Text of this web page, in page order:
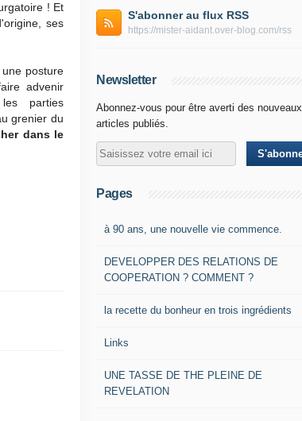
! Et
ses
posture
advenir
parties
grenier du
dans le
S'abonner au flux RSS
https://mister-aidant.over-blog.com/rss
Newsletter
Abonnez-vous pour être averti des nouveaux
articles publiés.
Pages
à 90 ans, une nouvelle vie commence.
DEVELOPPER DES RELATIONS DE
COOPERATION ? COMMENT ?
la recette du bonheur en trois ingrédients
Links
UNE TASSE DE THE PLEINE DE
REVELATION